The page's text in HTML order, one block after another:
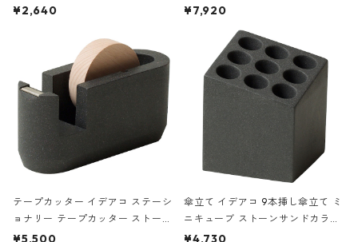
ハードカバー 罫線 ヴァン・ゴッホ
¥2,640
urniture WALL Table B5 ネイビー
¥7,920
テープカッター イデアコ ステーシ
ョナリー テープカッター ストーン
サンドカラー 石調 ideaco Station
¥5,500
傘立て イデアコ 9本挿し傘立て ミ
ニキューブ ストーンサンドカラー
石調 ideaco Umbrella Stand CUB
¥4,730